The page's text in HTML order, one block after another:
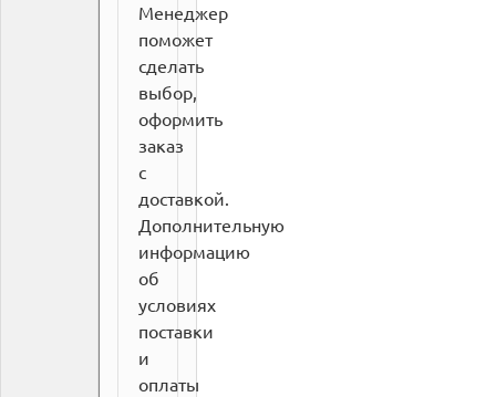
Менеджер
поможет
сделать
выбор,
оформить
заказ
с
доставкой.
Дополнительную
информацию
об
условиях
поставки
и
оплаты